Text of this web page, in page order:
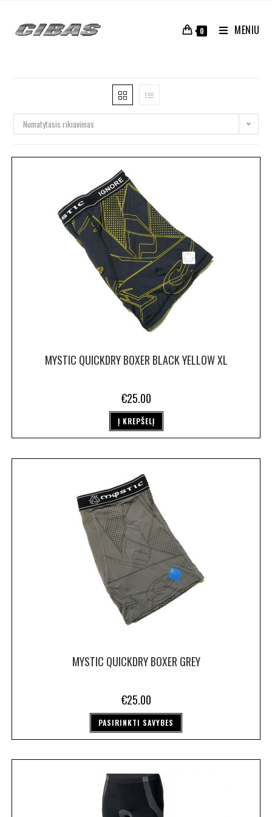
0 MENIU
Numatytasis rikiavimas
MYSTIC QUICKDRY BOXER BLACK YELLOW XL
€25.00
Į KREPŠELĮ
MYSTIC QUICKDRY BOXER GREY
€25.00
PASIRINKTI SAVYBES